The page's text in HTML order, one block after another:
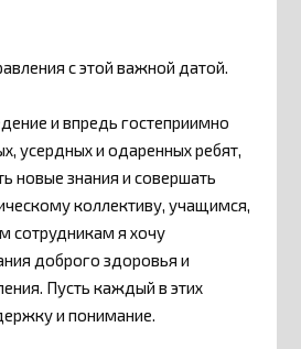
с этой важной датой.
и впредь гостеприимно
усердных и одаренных ребят,
новые знания и совершать
коллективу, учащимся,
сотрудникам я хочу
доброго здоровья и
Пусть каждый в этих
и понимание.